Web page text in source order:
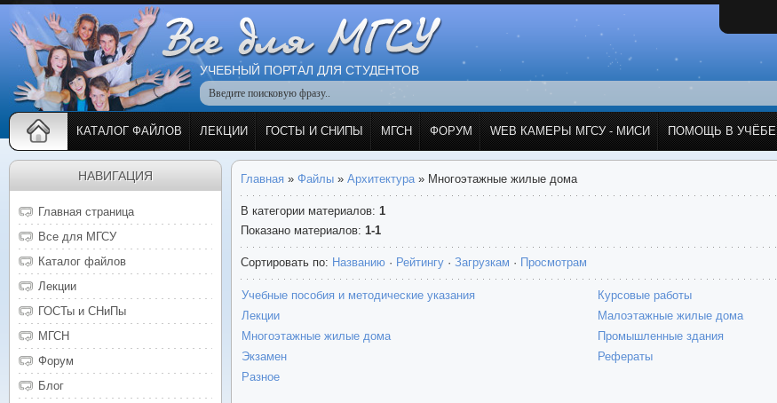
УЧЕБНЫЙ ПОРТАЛ ДЛЯ СТУДЕНТОВ
КАТАЛОГ ФАЙЛОВ ЛЕКЦИИ ГОСТЫ И СНИПЫ МГСН ФОРУМ WEB КАМЕРЫ МГСУ - МИСИ ПОМОЩЬ В УЧЁБЕ
Главная » Файлы » Архитектура» Многоэтажные жилые дома
В категории материалов: 1
Показано материалов: 1-1
Сортировать по: Названию · Рейтингу · Загрузкам · Просмотрам
Учебные пособия и методические указания
Курсовые работы
Лекции
Малоэтажные жилые дома
Многоэтажные жилые дома
Промышленные здания
Экзамен
Рефераты
Разное
НАВИГАЦИЯ
Главная страница
Все для МГСУ
Каталог файлов
Лекции
ГОСТы и СНиПы
МГСН
Форум
Блог